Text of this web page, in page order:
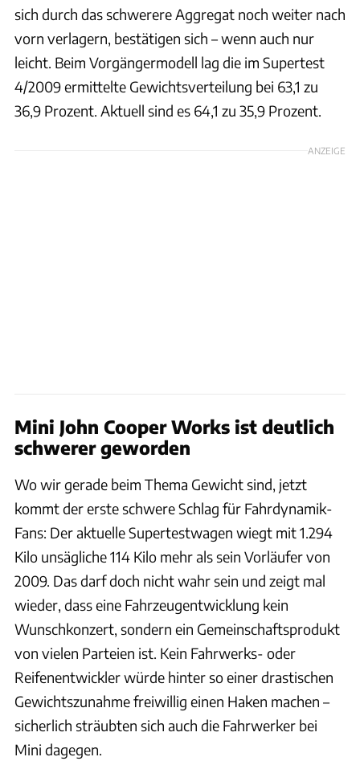
sich durch das schwerere Aggregat noch weiter nach
vorn verlagern, bestätigen sich – wenn auch nur
leicht. Beim Vorgängermodell lag die im Supertest
4/2009 ermittelte Gewichtsverteilung bei 63,1 zu
36,9 Prozent. Aktuell sind es 64,1 zu 35,9 Prozent.
ANZEIGE
Mini John Cooper Works ist deutlich
schwerer geworden
Wo wir gerade beim Thema Gewicht sind, jetzt
kommt der erste schwere Schlag für Fahrdynamik-
Fans: Der aktuelle Supertestwagen wiegt mit 1.294
Kilo unsägliche 114 Kilo mehr als sein Vorläufer von
2009. Das darf doch nicht wahr sein und zeigt mal
wieder, dass eine Fahrzeugentwicklung kein
Wunschkonzert, sondern ein Gemeinschaftsprodukt
von vielen Parteien ist. Kein Fahrwerks- oder
Reifenentwickler würde hinter so einer drastischen
Gewichtszunahme freiwillig einen Haken machen –
sicherlich sträubten sich auch die Fahrwerker bei
Mini dagegen.